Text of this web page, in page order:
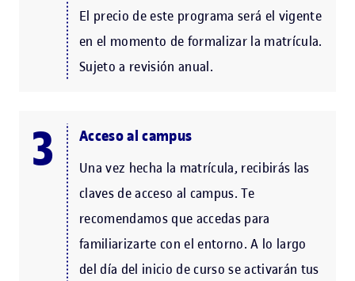
El precio de este programa será el vigente
en el momento de formalizar la matrícula.
Sujeto a revisión anual.
Acceso al campus
Una vez hecha la matrícula, recibirás las
claves de acceso al campus. Te
recomendamos que accedas para
familiarizarte con el entorno. A lo largo
del día del inicio de curso se activarán tus